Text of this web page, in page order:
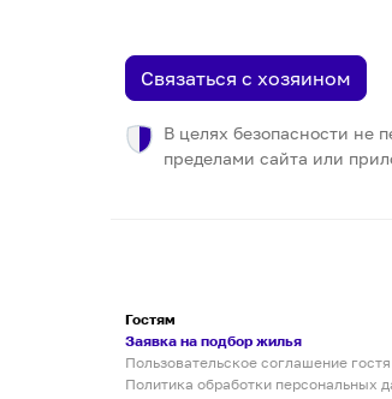
Связаться с хозяином
В целях безопасности не
пределами сайта или
Гостям
Заявка на подбор жилья
Пользовательское соглашение гостя
Политика обработки персональных